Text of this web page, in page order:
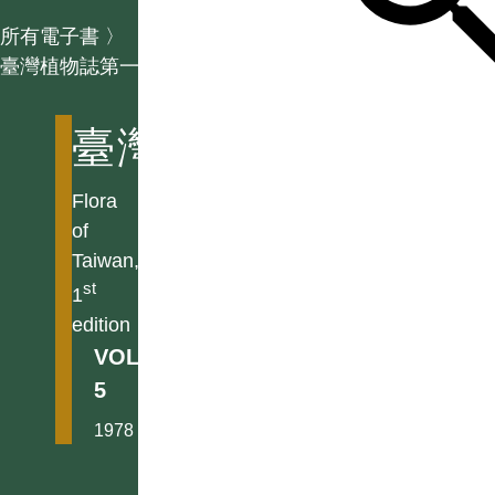
所有電子書 〉
臺灣植物誌第一版
臺灣植物誌第一版
Flora
of
Taiwan,
1st
edition
VOL.
5
1978